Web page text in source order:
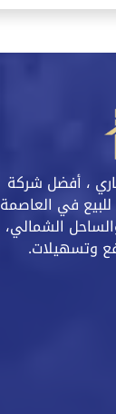
، أفضل شركة
في العاصمة
الشمالي،
وتسهيلات.